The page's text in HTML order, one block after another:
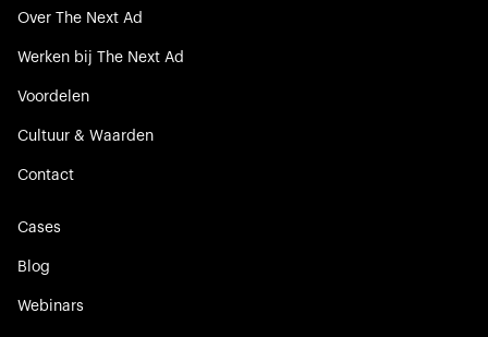
Over The Next Ad
Werken bij The Next Ad
Voordelen
Cultuur & Waarden
Contact
Cases
Blog
Webinars